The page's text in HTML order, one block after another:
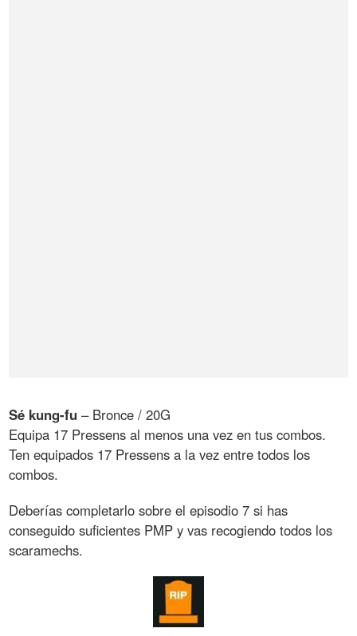
Sé kung-fu – Bronce / 20G
Equipa 17 Pressens al menos una vez en tus combos.
Ten equipados 17 Pressens a la vez entre todos los
combos.
Deberías completarlo sobre el episodio 7 si has
conseguido suficientes PMP y vas recogiendo todos los
scaramechs.